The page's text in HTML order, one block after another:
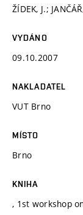
ŽÍDEK, J.;
VYDÁNO
09.10.2007
NAKLADATEL
VUT Brno
MÍSTO
Brno
KNIHA
, 1st workshop